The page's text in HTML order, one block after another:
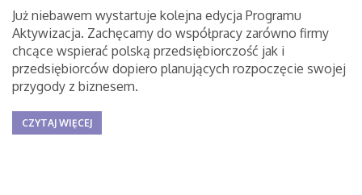
Już niebawem wystartuje kolejna edycja Programu
Aktywizacja. Zachęcamy do współpracy zarówno firmy
chcące wspierać polską przedsiębiorczość jak i
przedsiębiorców dopiero planujących rozpoczęcie swojej
przygody z biznesem.
CZYTAJ WIĘCEJ